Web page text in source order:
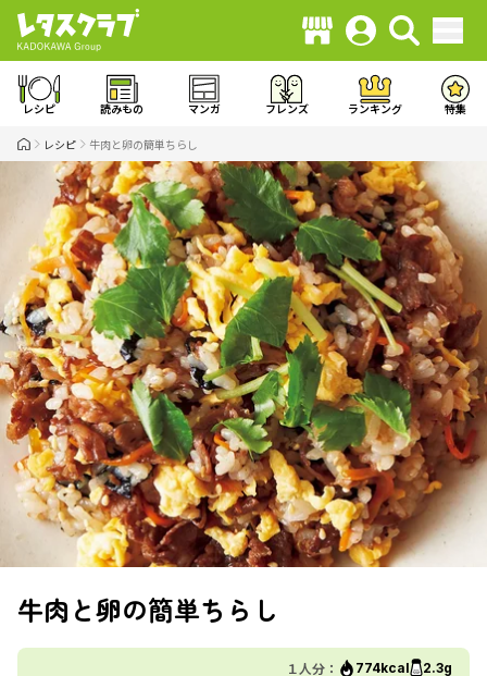
レシピ 読みもの マンガ フレンズ ランキング 特集
レシピ 牛肉と卵の簡単ちらし
牛肉と卵の簡単ちらし
１人分： 774kcal 2.3g